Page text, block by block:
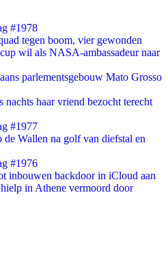
#1978
tegen boom, vier gewonden
wil als NASA-ambassadeur naar
parlementsgebouw Mato Grosso
nachts haar vriend bezocht terecht
#1977
Wallen na golf van diefstal en
#1976
inbouwen backdoor in iCloud aan
in Athene vermoord door